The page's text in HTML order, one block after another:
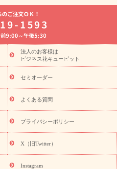
特集
誕生日フラワーギフト特集
開店・開業祝い
お供え・お悔やみの花
贈る花 胡蝶蘭・花鉢
ト
ひまわり ギフト・プレゼント
季節のイベント
お盆 花（新
盆）
お盆・お供え 花とセットギ
ドフラワー
ひまわり ギフト・プ
中元・暑中見舞い 花のギフト特集
レゼント特集
老の日 花のおすすめランキング
敬
ント特集
敬老の日 花とセットギ
の花 全てのギフト一覧
キャン
ィアンズ』コラボキャンペーン
ンペーン
誕生日の花を探す
フラワーギフト特集
ご注文ＯＫ！
1593
9:00～午後5:30
法人のお客様は
ビジネス花キューピット
セミオーダー
よくある質問
プライバシーポリシー
X（旧Twitter）
Instagram